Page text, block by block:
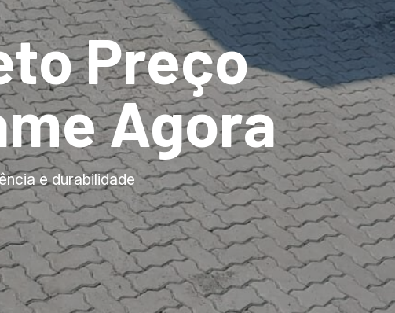
Preço
Agora
e durabilidade